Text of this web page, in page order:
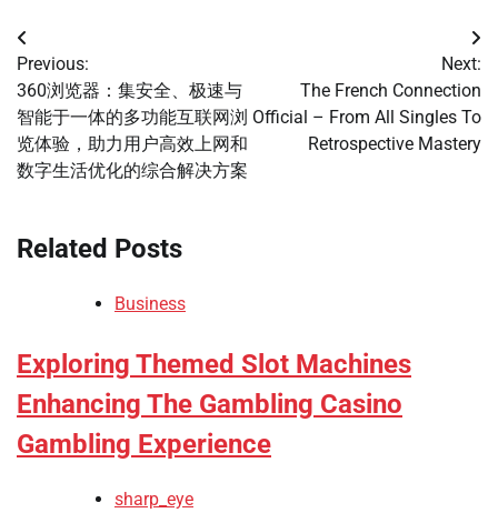
Post
navigation
Previous:
360浏览器：集安全、极速与
智能于一体的多功能互联网浏
览体验，助力用户高效上网和
数字生活优化的综合解决方案
Next:
The French Connection
Official – From All Singles To
Retrospective Mastery
Related Posts
Business
Exploring Themed Slot Machines
Enhancing The Gambling Casino
Gambling Experience
sharp_eye